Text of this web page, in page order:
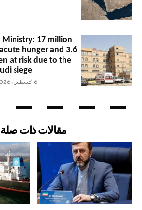
Ministry: 17 million
hunger and 3.6
at risk due to the
siege
6 أغسطس، 2026
مقالات ذات صلة